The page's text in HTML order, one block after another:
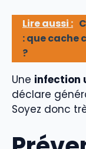
Lire aussi :
: que cache
?
Une infection
déclare
Soyez donc